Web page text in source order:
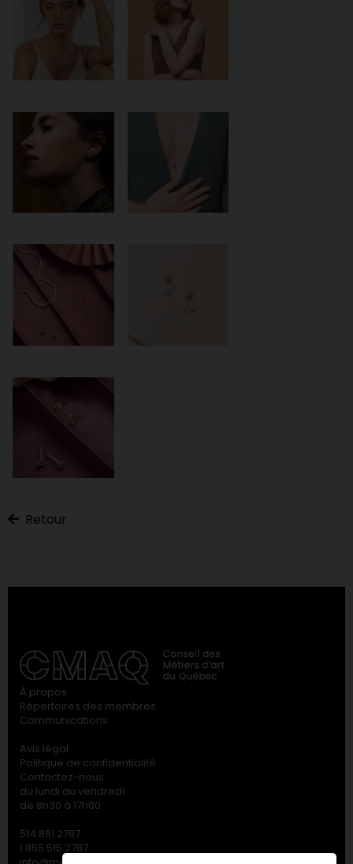
Retour
À propos
Répertoires des membres
Communications
Avis légal
Politique de confidentialité
Contactez-nous
du lundi au vendredi
de 8h30 à 17h00
514 861.2787
1 855 515.2787